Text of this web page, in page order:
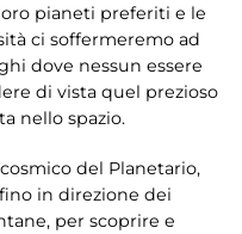
pianeti preferiti e le
ci soffermeremo ad
dove nessun essere
di vista quel prezioso
nello spazio.
del Planetario,
in direzione dei
per scoprire e